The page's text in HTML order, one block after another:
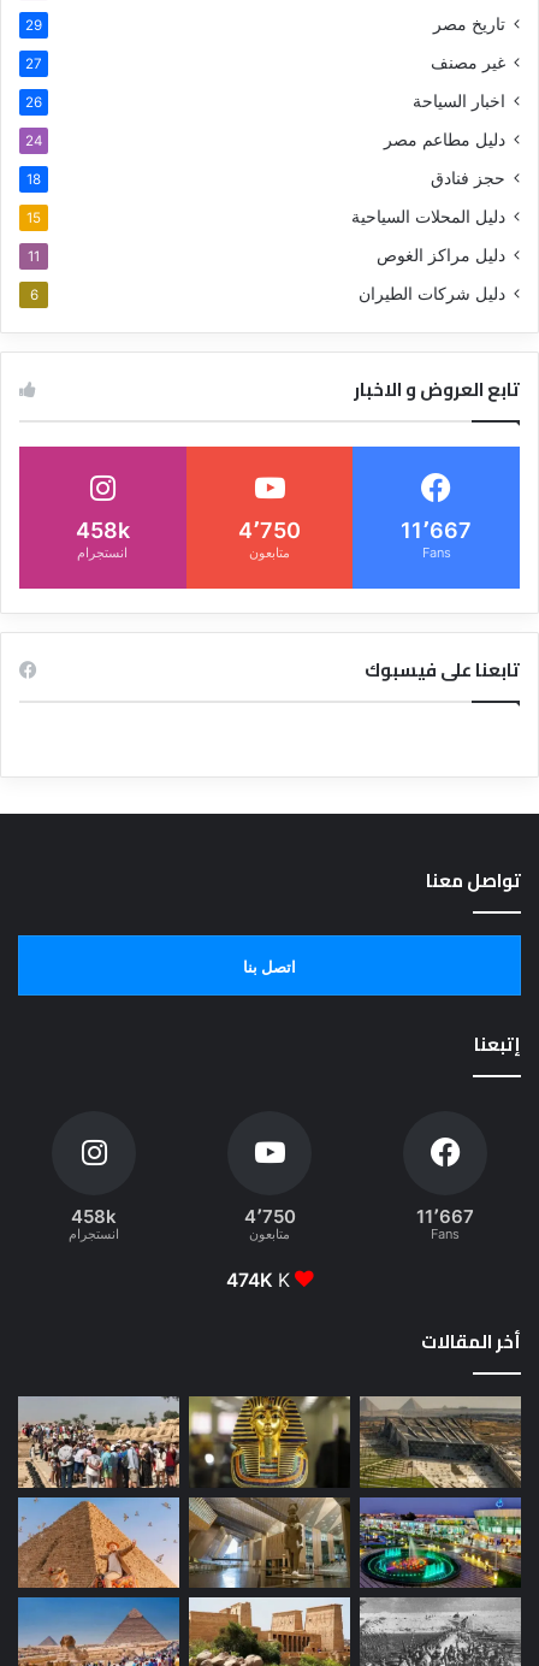
تاريخ مصر 29
غير مصنف 27
اخبار السياحة 26
دليل مطاعم مصر 24
حجز فنادق 18
دليل المحلات السياحية 15
دليل مراكز الغوص 11
دليل شركات الطيران 6
تابع العروض و الاخبار
11٬667
Fans
4٬750
متابعون
458k
انستجرام
تابعنا على فيسبوك
تواصل معنا
اتصل بنا
إتبعنا
11٬667
Fans
4٬750
متابعون
458k
انستجرام
474K K
أخر المقالات